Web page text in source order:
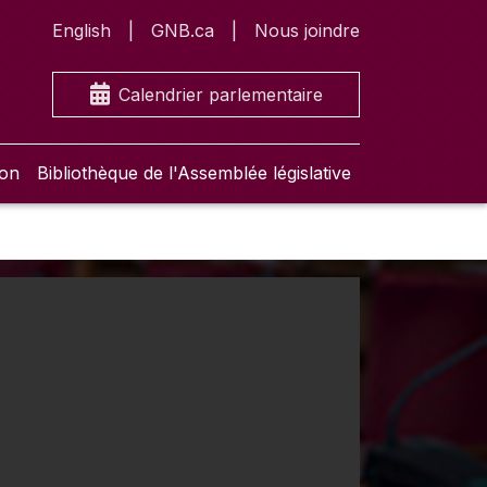
English GNB.ca Nous joindre
Calendrier parlementaire
Bibliothèque de l'Assemblée législative